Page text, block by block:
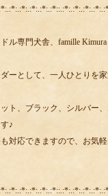
ル専門犬舎、famille Kimura
ーとして、一人ひとりを
ト、ブラック、シルバー
♪
対応できますので、お気